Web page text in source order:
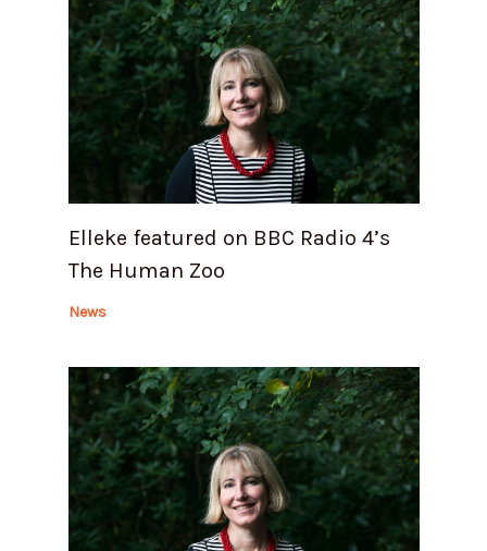
Elleke featured on BBC Radio 4’s
The Human Zoo
News